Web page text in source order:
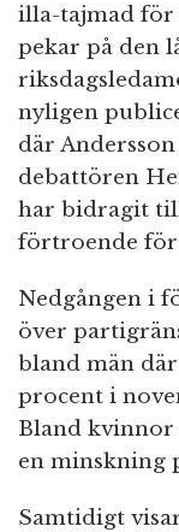
illa-tajmad för
pekar på den
nyligen
där
debattören
har bidragit
förtroende för
Nedgången i
över
bland män
procent i
Bland kvinnor
en minskning
Samtidigt